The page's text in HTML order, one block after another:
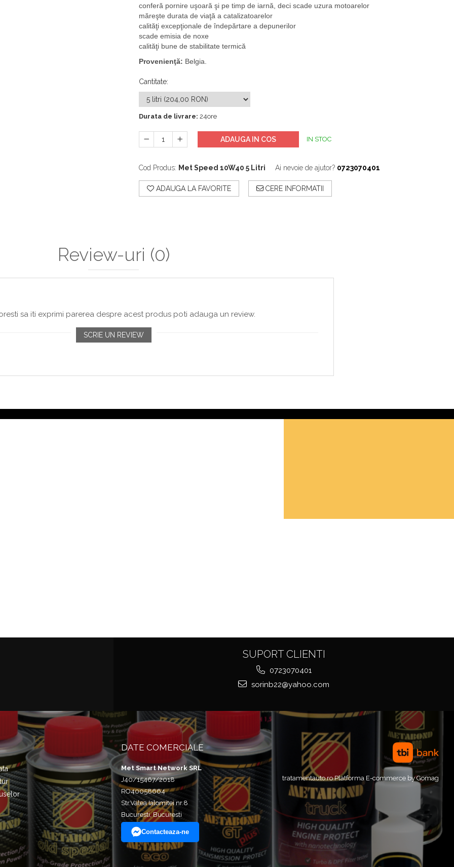
conferă pornire uşoară şi pe timp de iarnă, deci scade uzura motoarelor
măreşte durata de viaţă a catalizatoarelor
calităţi excepţionale de îndepărtare a depunerilor
scade emisia de noxe
calităţi bune de stabilitate termică
Provenienţă: Belgia.
Cantitate:
Durata de livrare: 24ore
ADAUGA IN COS IN STOC
Cod Produs: Met Speed 10W40 5 Litri Ai nevoie de ajutor? 0723070401
ADAUGA LA FAVORITE CERE INFORMATII
Review-uri (0)
sa iti exprimi parerea despre acest produs poti adauga un review.
SCRIE UN REVIEW
SUPORT CLIENTI
0723070401
sorinb22@yahoo.com
DATE COMERCIALE
Met Smart Network SRL
J40/15467/2018
RO40058664
Str.Valea Ialomitei nr.8
Bucuresti, Bucuresti
Contacteaza-ne
tratamentauto.roPlatforma E-commerce by Gomag